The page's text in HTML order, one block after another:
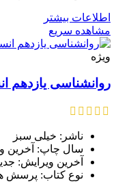
اطلاعات بیشتر
مشاهده سریع
ویژه
روانشناسی یازدهم
ناشر: خیلی سبز
سال چاپ: آخرین
آخرین ویرایش:
نوع کتاب: پرسش